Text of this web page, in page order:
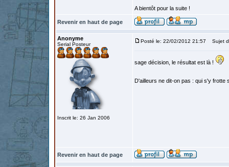
A bientôt pour la suite !
Revenir en haut de page
Anonyme
Serial Posteur
Inscrit le: 26 Jan 2006
Posté le: 22/02/2012 21:57 Sujet
sage décision, le résultat est là !
D'ailleurs ne dit-on pas : qui s'y frotte
Revenir en haut de page